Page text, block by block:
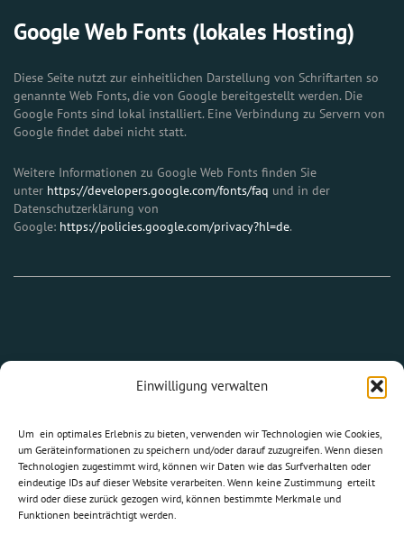
Einwilligung verwalten
Um ein optimales Erlebnis zu bieten, verwenden wir Technologien wie Cookies,
um Geräteinformationen zu speichern und/oder darauf zuzugreifen. Wenn diesen
Technologien zugestimmt wird, können wir Daten wie das Surfverhalten oder
eindeutige IDs auf dieser Website verarbeiten. Wenn keine Zustimmung erteilt
wird oder diese zurück gezogen wird, können bestimmte Merkmale und
Funktionen beeinträchtigt werden.
Google Web Fonts (lokales Hosting)
Diese Seite nutzt zur einheitlichen Darstellung von Schriftarten so
genannte Web Fonts, die von Google bereitgestellt werden. Die
Google Fonts sind lokal installiert. Eine Verbindung zu Servern von
Google findet dabei nicht statt.
Weitere Informationen zu Google Web Fonts finden Sie
unter https://developers.google.com/fonts/faq und in der
Datenschutzerklärung von
Google: https://policies.google.com/privacy?hl=de.
claus arnold
architekt bda
© 2022, Alle Rechte vorbehalten.